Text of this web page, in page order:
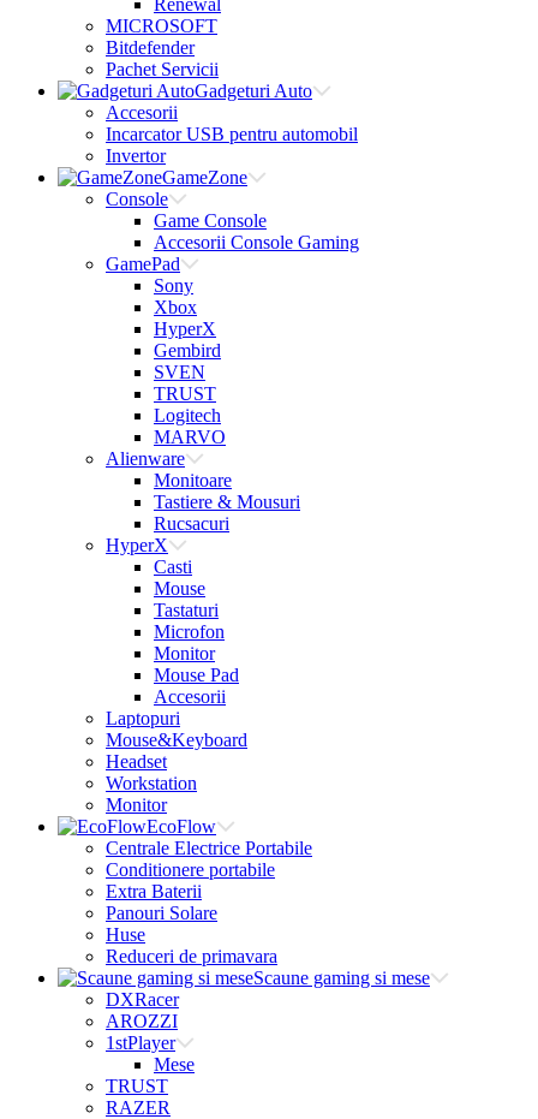
Renewal
MICROSOFT
Bitdefender
Pachet Servicii
Gadgeturi Auto
Accesorii
Incarcator USB pentru automobil
Invertor
GameZone
Console
Game Console
Accesorii Console Gaming
GamePad
Sony
Xbox
HyperX
Gembird
SVEN
TRUST
Logitech
MARVO
Alienware
Monitoare
Tastiere & Mousuri
Rucsacuri
HyperX
Casti
Mouse
Tastaturi
Microfon
Monitor
Mouse Pad
Accesorii
Laptopuri
Mouse&Keyboard
Headset
Workstation
Monitor
EcoFlow
Centrale Electrice Portabile
Conditionere portabile
Extra Baterii
Panouri Solare
Huse
Reduceri de primavara
Scaune gaming si mese
DXRacer
AROZZI
1stPlayer
Mese
TRUST
RAZER